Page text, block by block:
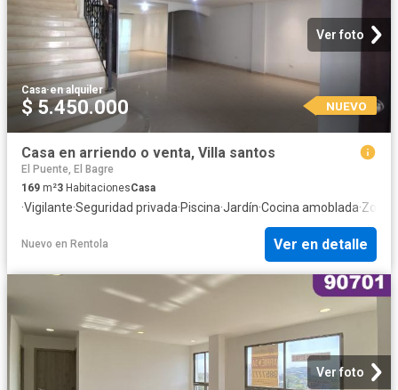
Ver foto
Casa·en alquiler
$ 5.450.000 NUEVO
Casa en arriendo o venta, Villa santos
El Puente, El Bagre
169 m²3 HabitacionesCasa
·Vigilante·Seguridad privada·Piscina·Jardín·Cocina amoblada·Zona
Nuevo en Rentola Ver en detalle
Ver foto